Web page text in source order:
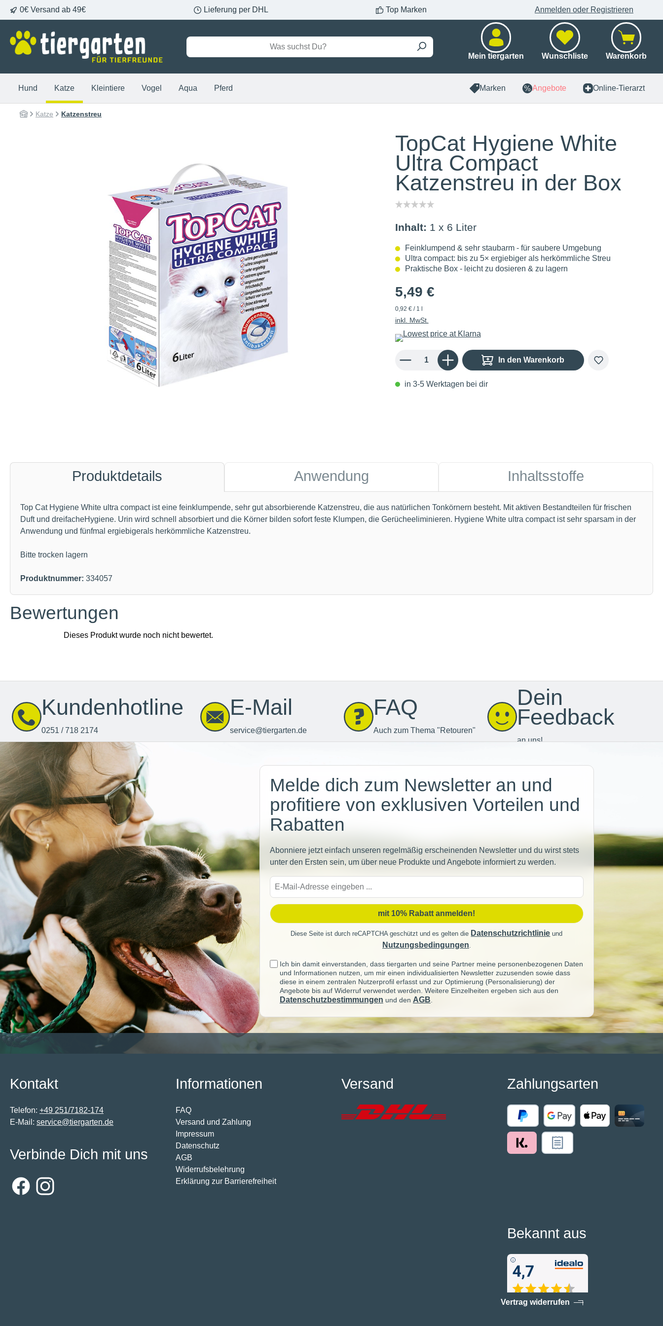
Zur Hauptnavigation springen
0€ Versand ab 49€ Lieferung per DHL Top Marken Anmelden oder Registrieren
Mein tiergarten Wunschliste Warenkorb
Hund Katze Kleintiere Vogel Aqua Pferd Marken Angebote Online-Tierarzt
Katze Katzenstreu
TopCat Hygiene White
Ultra Compact
Katzenstreu in der Box
Inhalt: 1 x 6 Liter
Feinklumpend & sehr staubarm - für saubere Umgebung
Ultra compact: bis zu 5× ergiebiger als herkömmliche Streu
Praktische Box - leicht zu dosieren & zu lagern
5,49 €
0,92 € / 1 l
inkl. MwSt.
Produkt Anzahl: Gib den gewünschten Wert ein oder benutze die Schaltflächen um die Anzahl zu
In den Warenkorb
in 3-5 Werktagen bei dir
Produktdetails Anwendung Inhaltsstoffe
Top Cat Hygiene White ultra compact ist eine feinklumpende, sehr gut absorbierende Katzenstreu, die aus natürlichen Tonkörnern besteht. Mit aktiven Bestandteilen für frischen
Duft und dreifacheHygiene. Urin wird schnell absorbiert und die Körner bilden sofort feste Klumpen, die Gerücheeliminieren. Hygiene White ultra compact ist sehr sparsam in der
Anwendung und fünfmal ergiebigerals herkömmliche Katzenstreu.
Bitte trocken lagern
Produktnummer: 334057
Bewertungen
Kundenhotline
0251 / 718 2174
E-Mail
service@tiergarten.de
FAQ
Auch zum Thema "Retouren"
Dein
Feedback
an uns!
Melde dich zum Newsletter an und
profitiere von exklusiven Vorteilen und
Rabatten
Abonniere jetzt einfach unseren regelmäßig erscheinenden Newsletter und du wirst stets
unter den Ersten sein, um über neue Produkte und Angebote informiert zu werden.
Adresse
mit 10% Rabatt anmelden!
Diese Seite ist durch reCAPTCHA geschützt und es gelten die Datenschutzrichtlinie und
Nutzungsbedingungen.
Ich bin damit einverstanden, dass tiergarten und seine Partner meine personenbezogenen Daten
und Informationen nutzen, um mir einen individualisierten Newsletter zuzusenden sowie dass
diese in einem zentralen Nutzerprofil erfasst und zur Optimierung (Personalisierung) der
Angebote bis auf Widerruf verwendet werden. Weitere Einzelheiten ergeben sich aus den
Datenschutzbestimmungen und den AGB
Kontakt
Telefon: +49 251/7182-174
E-Mail: service@tiergarten.de
Informationen
FAQ
Versand und Zahlung
Impressum
Datenschutz
AGB
Widerrufsbelehrung
Erklärung zur Barrierefreiheit
Versand Zahlungsarten
Verbinde Dich mit uns
FacebookInstagram
Bekannt aus
Vertrag widerrufen